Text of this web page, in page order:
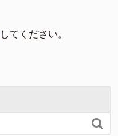
してください。
